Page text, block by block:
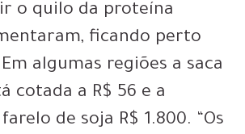
o quilo da proteína
ficando perto
algumas regiões a saca
cotada a R$ 56 e a
de soja R$ 1.800. “Os